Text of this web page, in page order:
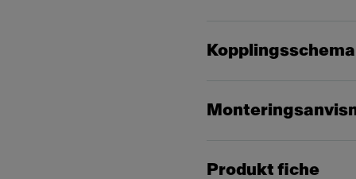
Kopplingsschema
Produkt fiche